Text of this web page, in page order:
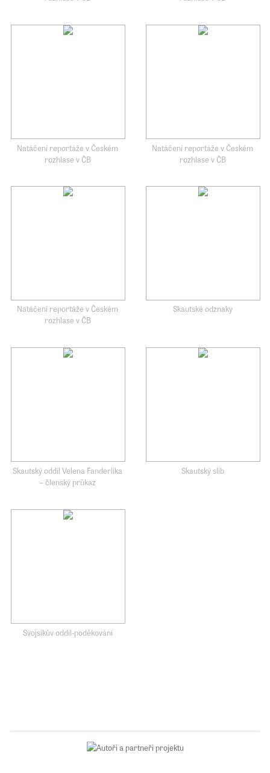
Natáčení reportáže v Českém
rozhlase v ČB
Natáčení reportáže v Českém
rozhlase v ČB
Natáčení reportáže v Českém
rozhlase v ČB
Skautské odznaky
Skautský oddíl Velena Fanderlika
– členský průkaz
Skautský slib
Svojsíkův oddíl-poděkování